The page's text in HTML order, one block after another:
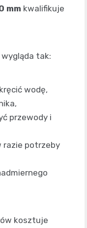
mm kwalifikuje
tak:
wodę,
przewody i
razie potrzeby
kosztuje